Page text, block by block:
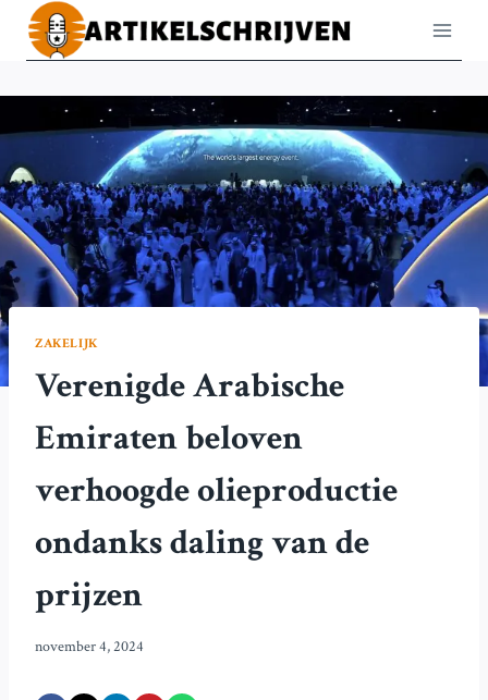
Doorgaan
naar
ZAKELIJK
Verenigde Arabische
Emiraten beloven
verhoogde olieproductie
ondanks daling van de
prijzen
november 4, 2024